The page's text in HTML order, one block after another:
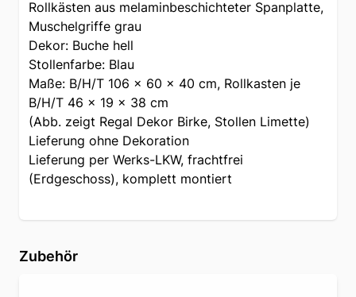
Rollkästen aus melaminbeschichteter Spanplatte,
Muschelgriffe grau
Dekor: Buche hell
Stollenfarbe: Blau
Maße: B/H/T 106 x 60 x 40 cm, Rollkasten je
B/H/T 46 x 19 x 38 cm
(Abb. zeigt Regal Dekor Birke, Stollen Limette)
Lieferung ohne Dekoration
Lieferung per Werks-LKW, frachtfrei
(Erdgeschoss), komplett montiert
Zubehör